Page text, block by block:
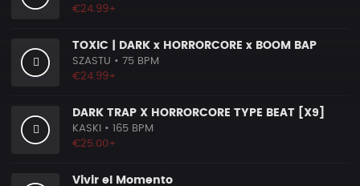
€24.99+
TOXIC | DARK x HORRORCORE x BOOM BAP
SZASTU • 75 BPM
€24.99+
DARK TRAP X HORRORCORE TYPE BEAT [X9]
KASKI
• 165 BPM
€25.00+
Vivir el Momento